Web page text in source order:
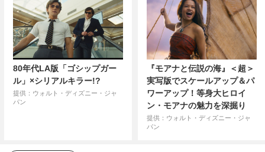
80年代LA版「ゴシップガー
ル」×シリアルキラー!?
提供：ウォルト・ディズニー・ジャ
パン
『モアナと伝説の海』＜超＞
実写版でスケールアップ＆パ
ワーアップ！等身大ヒロイ
ン・モアナの魅力を深掘り
提供：ウォルト・ディズニー・ジャ
パン